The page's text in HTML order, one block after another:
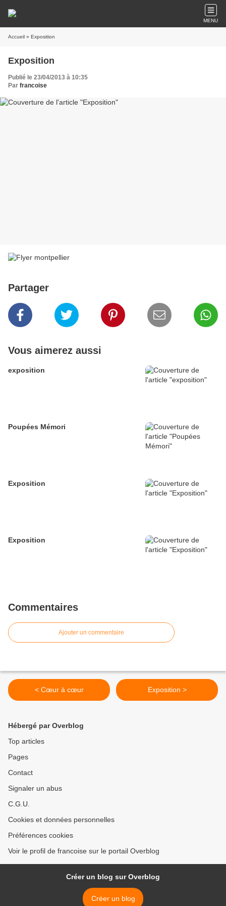
MENU
Accueil » Exposition
Exposition
Publié le 23/04/2013 à 10:35
Par francoise
Partager
Vous aimerez aussi
exposition
Poupées Mémori
Exposition
Exposition
Commentaires
Ajouter un commentaire
< Cœur à cœur Exposition >
Hébergé par Overblog
Top articles
Pages
Contact
Signaler un abus
C.G.U.
Cookies et données personnelles
Préférences cookies
Voir le profil de francoise sur le portail Overblog
Créer un blog sur Overblog
Créer un blog